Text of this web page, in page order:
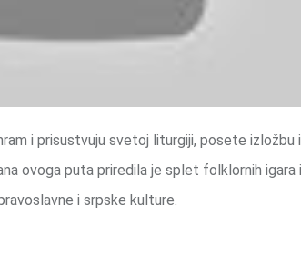
i prisustvuju svetoj liturgiji, posete izložbu
ovoga puta priredila je splet folklornih igara
i srpske kulture.